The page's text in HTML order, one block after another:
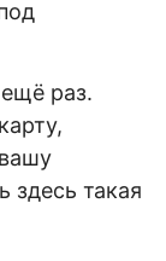
раз.
здесь такая